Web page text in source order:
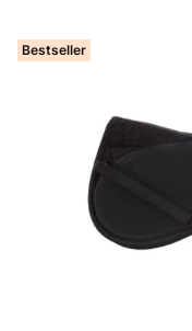
Bestseller